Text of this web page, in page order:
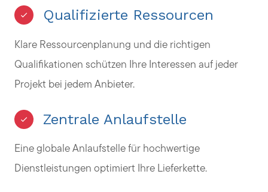
Qualifizierte Ressourcen
Klare Ressourcenplanung und die richtigen
Qualifikationen schützen Ihre Interessen auf jeder
Projekt bei jedem Anbieter.
Zentrale Anlaufstelle
Eine globale Anlaufstelle für hochwertige
Dienstleistungen optimiert Ihre Lieferkette.